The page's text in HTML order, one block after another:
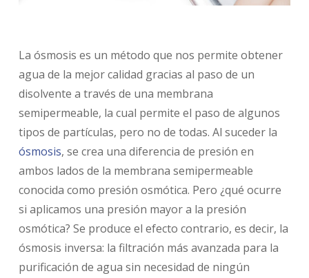
La ósmosis es un método que nos permite obtener
agua de la mejor calidad gracias al paso de un
disolvente a través de una membrana
semipermeable, la cual permite el paso de algunos
tipos de partículas, pero no de todas. Al suceder la
ósmosis, se crea una diferencia de presión en
ambos lados de la membrana semipermeable
conocida como presión osmótica. Pero ¿qué ocurre
si aplicamos una presión mayor a la presión
osmótica? Se produce el efecto contrario, es decir, la
ósmosis inversa: la filtración más avanzada para la
purificación de agua sin necesidad de ningún